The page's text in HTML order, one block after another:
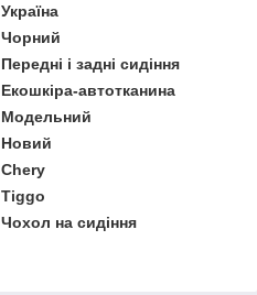
Україна
Чорний
Передні і задні сидіння
Екошкіра-автотканина
Модельний
Новий
Chery
Tiggo
Чохол на сидіння